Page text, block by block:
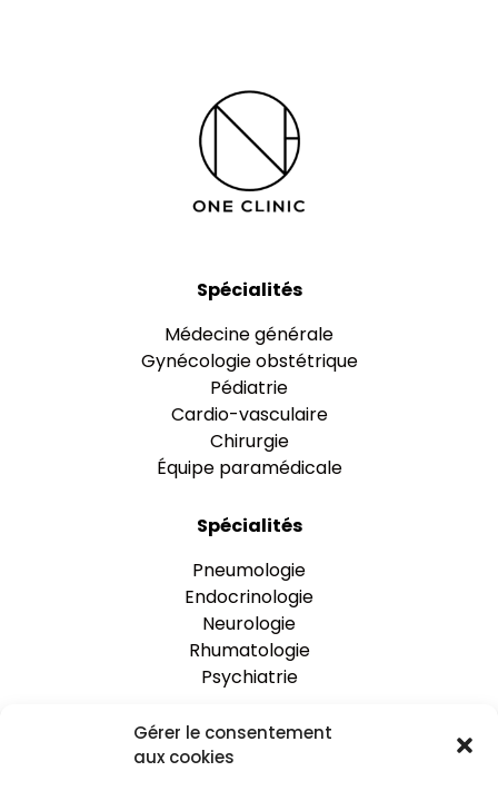
Gérer le consentement
aux cookies
Spécialités
Médecine générale
Gynécologie obstétrique
Pédiatrie
Cardio-vasculaire
Chirurgie
Équipe paramédicale
Spécialités
Pneumologie
Endocrinologie
Neurologie
Rhumatologie
Psychiatrie
One Clinic